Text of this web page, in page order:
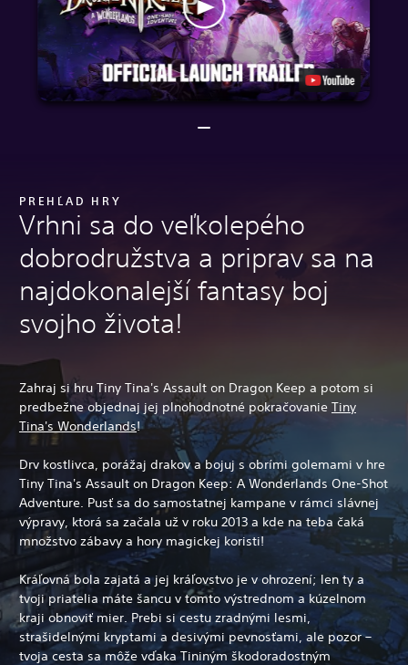
PREHĽAD HRY
Vrhni sa do veľkolepého
dobrodružstva a priprav sa na
najdokonalejší fantasy boj
svojho života!
Zahraj si hru Tiny Tina's Assault on Dragon Keep a potom si
predbežne objednaj jej plnohodnotné pokračovanie Tiny
Tina's Wonderlands!
Drv kostlivca, porážaj drakov a bojuj s obrími golemami v hre
Tiny Tina's Assault on Dragon Keep: A Wonderlands One-Shot
Adventure. Pusť sa do samostatnej kampane v rámci slávnej
výpravy, ktorá sa začala už v roku 2013 a kde na teba čaká
množstvo zábavy a hory magickej koristi!
Kráľovná bola zajatá a jej kráľovstvo je v ohrození; len ty a
tvoji priatelia máte šancu v tomto výstrednom a kúzelnom
kraji obnoviť mier. Prebi si cestu zradnými lesmi,
strašidelnými kryptami a desivými pevnosťami, ale pozor –
tvoja cesta sa môže vďaka Tininým škodoradostným